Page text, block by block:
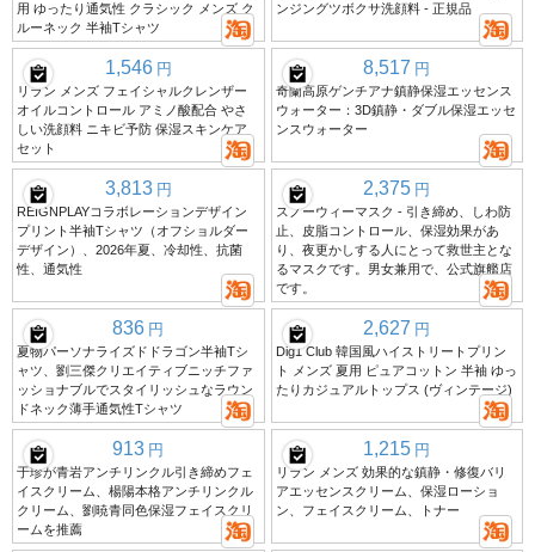
用 ゆったり通気性 クラシック メンズ ク
ルーネック 半袖Tシャツ
ンジングツボクサ洗顔料 - 正規品
1,546 円
リラン メンズ フェイシャルクレンザー
オイルコントロール アミノ酸配合 やさ
しい洗顔料 ニキビ予防 保湿スキンケア
セット
8,517 円
奇蘭高原ゲンチアナ鎮静保湿エッセンス
ウォーター：3D鎮静・ダブル保湿エッセ
ンスウォーター
3,813 円
REIGNPLAYコラボレーションデザイン
プリント半袖Tシャツ（オフショルダー
デザイン）、2026年夏、冷却性、抗菌
性、通気性
2,375 円
スノーウィーマスク - 引き締め、しわ防
止、皮脂コントロール、保湿効果があ
り、夜更かしする人にとって救世主とな
るマスクです。男女兼用で、公式旗艦店
です。
836 円
夏物パーソナライズドドラゴン半袖Tシ
ャツ、劉三傑クリエイティブニッチファ
ッショナブルでスタイリッシュなラウン
ドネック薄手通気性Tシャツ
2,627 円
Dig1 Club 韓国風ハイストリートプリン
ト メンズ 夏用 ピュアコットン 半袖 ゆっ
たりカジュアルトップス (ヴィンテージ)
913 円
于珍が青岩アンチリンクル引き締めフェ
イスクリーム、楊陽本格アンチリンクル
クリーム、劉暁青同色保湿フェイスクリ
ームを推薦
1,215 円
リラン メンズ 効果的な鎮静・修復バリ
アエッセンスクリーム、保湿ローショ
ン、フェイスクリーム、トナー